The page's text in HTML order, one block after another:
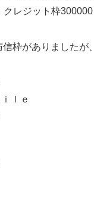
クレジット枠300000
枠がありましたが、
ｌｅ